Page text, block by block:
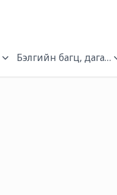
Бэлгийн багц,